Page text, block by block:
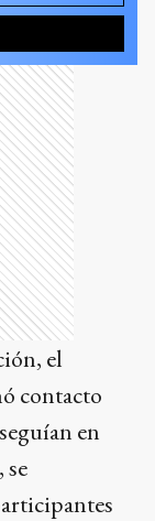
el
contacto
en